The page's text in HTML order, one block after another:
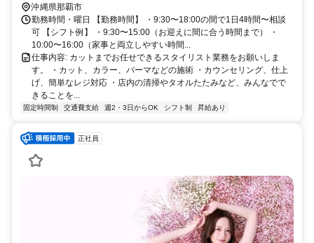
難しい」という方も、ぜひご相談ください。
沖縄県那覇市
勤務時間・曜日 【勤務時間】 ・9:30〜18:00の間で1日4時間〜相談
可 【シフト例】 ・9:30〜15:00（お迎えに間に合う時間まで） ・
10:00〜16:00（家事と両立しやすい時間...
仕事内容: カットまでお任せできるスタイリスト業務をお願いしま
す。 ・カット、カラー、パーマなどの施術 ・カウンセリング、仕上
げ、簡単なレジ対応 ・店内の清掃やタオルたたみなど、みんなでで
きることを...
固定時間制 交通費支給 週2・3日からOK シフト制 昇給あり
正社員